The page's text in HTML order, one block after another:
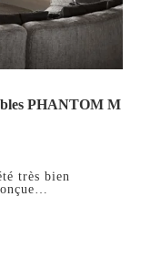
PHANTOM M
très bien